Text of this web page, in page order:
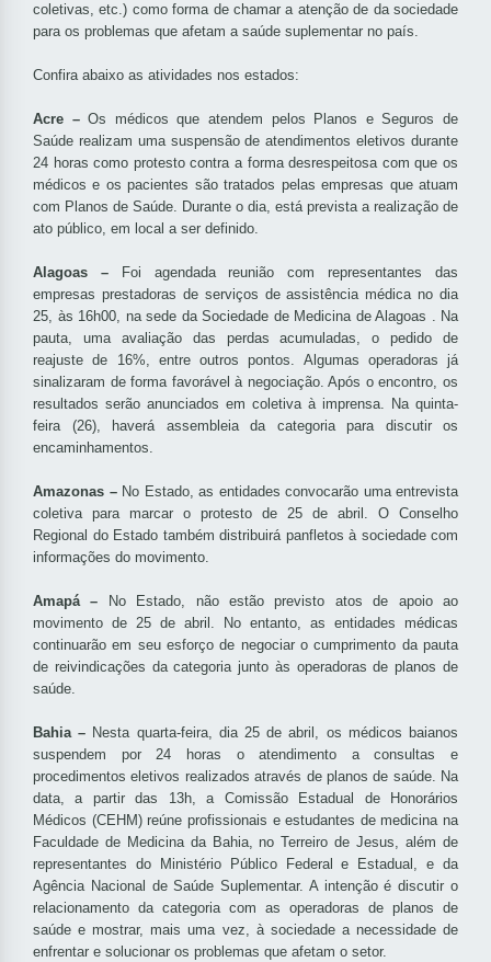
coletivas, etc.) como forma de chamar a atenção de da sociedade
para os problemas que afetam a saúde suplementar no país.
Confira abaixo as atividades nos estados:
Acre –Os médicos que atendem pelos Planos e Seguros de
Saúde realizam uma suspensão de atendimentos eletivos durante
24 horas como protesto contra a forma desrespeitosa com que os
médicos e os pacientes são tratados pelas empresas que atuam
com Planos de Saúde. Durante o dia, está prevista a realização de
ato público, em local a ser definido.
Alagoas –
Foi agendada reunião com representantes das
empresas prestadoras de serviços de assistência médica no dia
25, às 16h00, na sede da Sociedade de Medicina de Alagoas . Na
pauta, uma avaliação das perdas acumuladas, o pedido de
reajuste de 16%, entre outros pontos. Algumas operadoras já
sinalizaram de forma favorável à negociação. Após o encontro, os
resultados serão anunciados em coletiva à imprensa. Na quinta-
feira (26), haverá assembleia da categoria para discutir os
encaminhamentos.
Amazonas – No Estado, as entidades convocarão uma entrevista
coletiva para marcar o protesto de 25 de abril. O Conselho
Regional do Estado também distribuirá panfletos à sociedade com
informações do movimento.
Amapá –
No Estado, não estão previsto atos de apoio ao
movimento de 25 de abril. No entanto, as entidades médicas
continuarão em seu esforço de negociar o cumprimento da pauta
de reivindicações da categoria junto às operadoras de planos de
saúde.
Bahia – Nesta quarta-feira, dia 25 de abril, os médicos baianos
suspendem por 24 horas o atendimento a consultas e
procedimentos eletivos realizados através de planos de saúde. Na
data, a partir das 13h, a Comissão Estadual de Honorários
Médicos (CEHM) reúne profissionais e estudantes de medicina na
Faculdade de Medicina da Bahia, no Terreiro de Jesus, além de
representantes do Ministério Público Federal e Estadual, e da
Agência Nacional de Saúde Suplementar. A intenção é discutir o
relacionamento da categoria com as operadoras de planos de
saúde e mostrar, mais uma vez, à sociedade a necessidade de
enfrentar e solucionar os problemas que afetam o setor.